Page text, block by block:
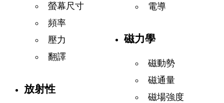
螢幕尺寸
頻率
壓力
翻譯
放射性
電導
磁力學
磁動勢
磁通量
磁場強度